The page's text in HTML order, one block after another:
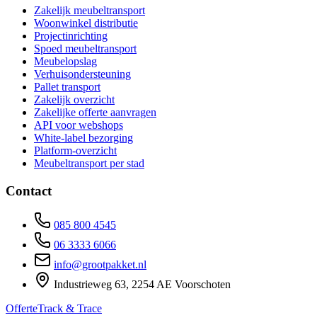
Zakelijk meubeltransport
Woonwinkel distributie
Projectinrichting
Spoed meubeltransport
Meubelopslag
Verhuisondersteuning
Pallet transport
Zakelijk overzicht
Zakelijke offerte aanvragen
API voor webshops
White-label bezorging
Platform-overzicht
Meubeltransport per stad
Contact
085 800 4545
06 3333 6066
info@grootpakket.nl
Industrieweg 63, 2254 AE Voorschoten
OfferteTrack & Trace